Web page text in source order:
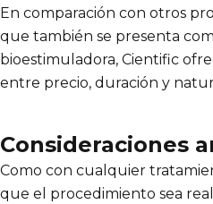
En comparación con otros
que también se presenta
bioestimuladora, Cientific
entre precio, duración y
Consideraciones
Como con cualquier
que el procedimiento sea